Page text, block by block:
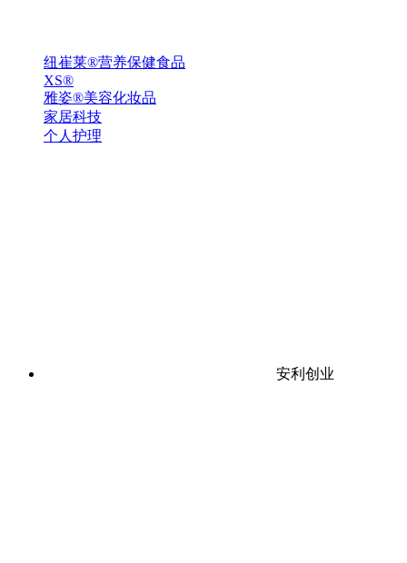
纽崔莱®营养保健食品
XS®
雅姿®美容化妆品
家居科技
个人护理
安利创业